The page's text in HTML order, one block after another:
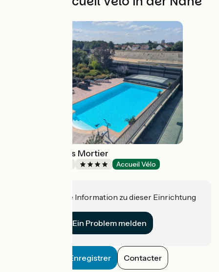
Château du Clos Mortier
Accueil Vélo
Haben Sie eine Information zu dieser Einrichtung
Ein Problem melden
Enregistrer Contacter